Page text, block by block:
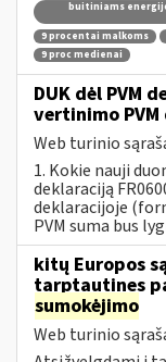
buitiniams
9 procentai malkoms
9 proc medienai
DUK dėl PVM
vertinimo
Web turinio
1. Kokie nauji
deklaraciją
deklaracijoje
PVM suma bus
kitų Europos
tarptautines
sumokėjimo
Web turinio